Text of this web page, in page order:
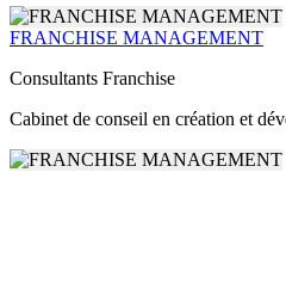
FRANCHISE MANAGEMENT
Consultants Franchise
Cabinet de conseil en création et